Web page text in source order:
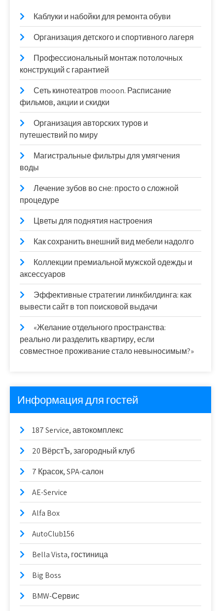
Каблуки и набойки для ремонта обуви
Организация детского и спортивного лагеря
Профессиональный монтаж потолочных
конструкций с гарантией
Сеть кинотеатров mooon. Расписание
фильмов, акции и скидки
Организация авторских туров и
путешествий по миру
Магистральные фильтры для умягчения
воды
Лечение зубов во сне: просто о сложной
процедуре
Цветы для поднятия настроения
Как сохранить внешний вид мебели надолго
Коллекции премиальной мужской одежды и
аксессуаров
Эффективные стратегии линкбилдинга: как
вывести сайт в топ поисковой выдачи
«Желание отдельного пространства:
реально ли разделить квартиру, если
совместное проживание стало невыносимым?»
Информация для гостей
187 Service, автокомплекс
20 ВёрстЪ, загородный клуб
7 Красок, SPA-салон
AE-Service
Alfa Box
AutoClub156
Bella Vista, гостиница
Big Boss
BMW-Сервис